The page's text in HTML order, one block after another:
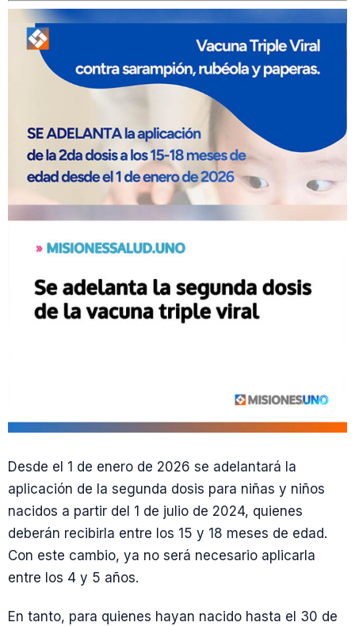
Desde el 1 de enero de 2026 se adelantará la
aplicación de la segunda dosis para niñas y niños
nacidos a partir del 1 de julio de 2024, quienes
deberán recibirla entre los 15 y 18 meses de edad.
Con este cambio, ya no será necesario aplicarla
entre los 4 y 5 años.
En tanto, para quienes hayan nacido hasta el 30 de